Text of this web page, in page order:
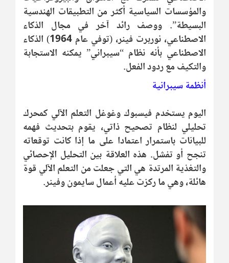
والمؤسسات السياسية أكثر من التطبيقات الهندسية
البسيطة”. ووصف رائد آخر في مجال الذكاء
الاصطناعي، نوربرت فينر، (توفي عام 1964) الذكاء
الاصطناعي بأنه نظام “سيبراني” يمكنه الاستجابة
والتكيف مع ردود الفعل.
أنظمة سيبرانية
اليوم يستخدم فيسبوك وغوغل التعلم الآلي كمحرك
تحليلي لنظام تصحيح ذاتي، يقوم بتحديث فهمه
للبيانات باستمرار اعتمادا على ما إذا كانت توقعاته
تنجح أو تفشل. هذه العلاقة بين التحليل الإحصائي
والتغذية المرتدة هي التي جعلت من التعلم الآلي قوة
هائلة، وهي ما ركزت عليه أعمال سايمون وفينر.